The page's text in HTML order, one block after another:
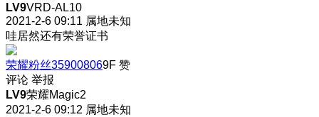
LV9VRD-AL10
2021-2-6 09:11 属地未知
哇居然还有荣誉证书
荣耀粉丝359008069F 赞
评论 举报
LV9荣耀Magic2
2021-2-6 09:12 属地未知